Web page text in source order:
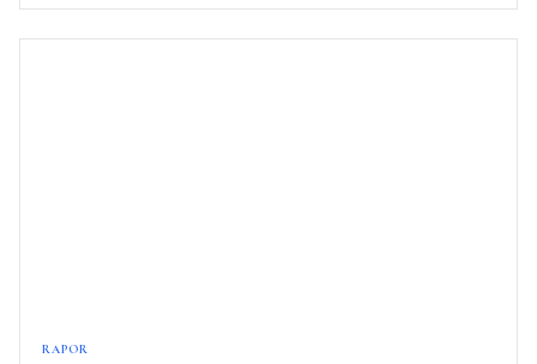
RAPOR